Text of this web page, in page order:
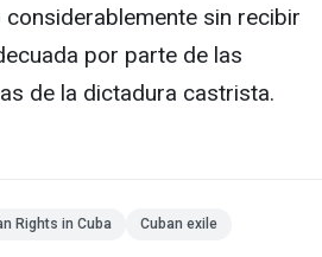
sin recibir
por parte de las
de la dictadura castrista.
Rights in Cuba Cuban exile